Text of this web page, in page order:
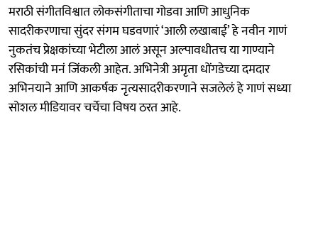
मराठी संगीतविश्वात लोकसंगीताचा गोडवा आणि आधुनिक
सादरीकरणाचा सुंदर संगम घडवणारं ‘आली लखाबाई’ हे नवीन गाणं
नुकतंच प्रेक्षकांच्या भेटीला आलं असून अल्पावधीतच या गाण्याने
रसिकांची मनं जिंकली आहेत. अभिनेत्री अमृता धोंगडेच्या दमदार
अभिनयाने आणि आकर्षक नृत्यसादरीकरणाने सजलेलं हे गाणं सध्या
सोशल मीडियावर चर्चेचा विषय ठरत आहे.